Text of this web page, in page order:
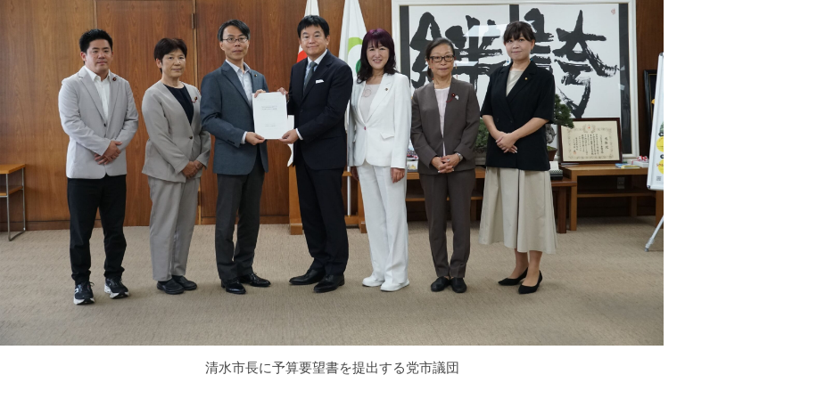
清水市長に予算要望書を提出する党市議団